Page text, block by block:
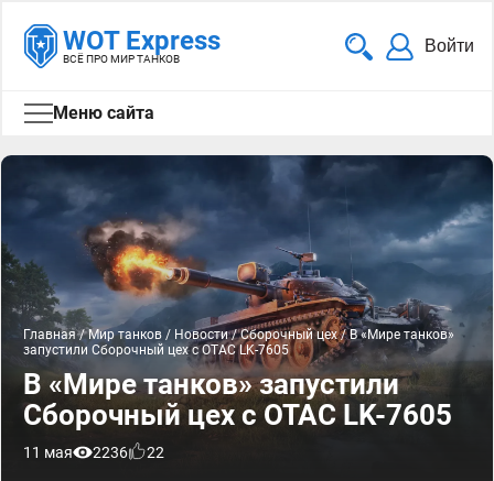
WOT Express
ВСЁ ПРО МИР ТАНКОВ
Войти
Меню сайта
Главная/ Мир танков / Новости/ Сборочный цех/ В «Мире танков»
запустили Сборочный цех с OTAC LK-7605
В «Мире танков» запустили
Сборочный цех с OTAC LK-7605
11 мая 2236 22